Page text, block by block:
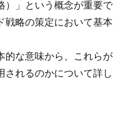
）」という概念が重要で
戦略の策定において基本
的な意味から、これらが
されるのかについて詳し